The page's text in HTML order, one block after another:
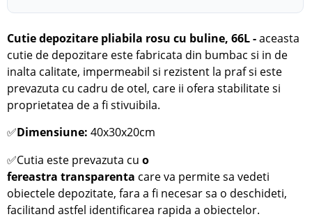
Cutie depozitare pliabila rosu cu buline, 66L -aceasta
cutie de depozitare este fabricata din bumbac si in de
inalta calitate, impermeabil si rezistent la praf si este
prevazuta cu cadru de otel, care ii ofera stabilitate si
proprietatea de a fi stivuibila.
✅Dimensiune:40x30x20cm
✅Cutia este prevazuta cuo
fereastra transparenta care va permite sa vedeti
obiectele depozitate, fara a fi necesar sa o deschideti,
facilitand astfel identificarea rapida a obiectelor.